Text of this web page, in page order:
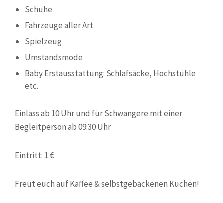
Schuhe
Fahrzeuge aller Art
Spielzeug
Umstandsmode
Baby Erstausstattung: Schlafsäcke, Hochstühle
etc.
Einlass ab 10 Uhr und für Schwangere mit einer
Begleitperson ab 09:30 Uhr
Eintritt: 1 €
Freut euch auf Kaffee & selbstgebackenen Kuchen!